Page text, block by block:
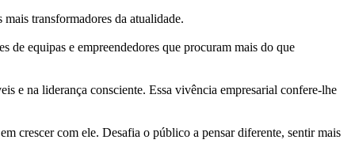
transformadores da atualidade.
de equipas e empreendedores que procuram mais do que
e na liderança consciente. Essa vivência empresarial confere-lhe
crescer com ele. Desafia o público a pensar diferente, sentir mais